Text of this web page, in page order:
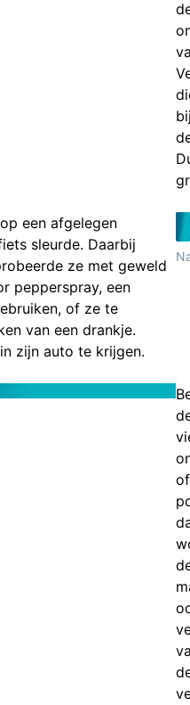
een afgelegen
sleurde. Daarbij
ze met geweld
pepperspray, een
of ze te
van een drankje.
zijn auto te krijgen.
of